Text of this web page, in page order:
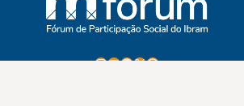
Instagram
Youtube
Facebook
X WhatsApp